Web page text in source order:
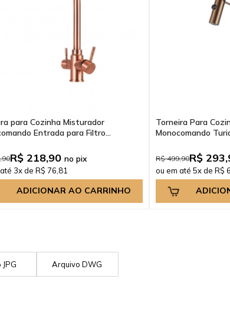
para Cozinha Misturador
Entrada para Filtro...
R$ 218,90no pix
3x de R$ 76,81
ADICIONAR AO CARRINHO
Torneira Para
Monocomando
R$ 499,90R$
ou em até 5x de R$
Arquivo DWG